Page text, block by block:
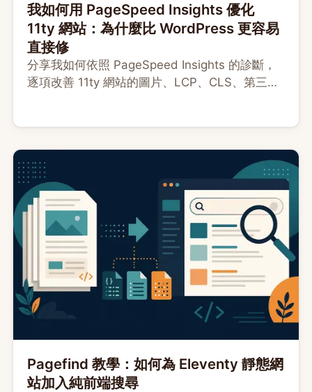
我如何用 PageSpeed Insights 優化
11ty 網站：為什麼比 WordPress 更容易
直接修
分享我如何依照 PageSpeed Insights 的診斷，
逐項改善 11ty 網站的圖片、LCP、CLS、第三方
Pagefind 教學：如何為 Eleventy 靜態網
站加入純前端搜尋